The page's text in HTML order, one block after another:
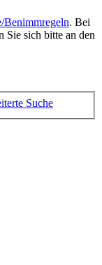
Benimmregeln. Bei
Sie sich bitte an den
Suche